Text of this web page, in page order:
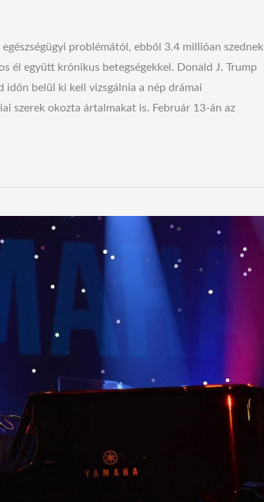
problémától, ebből 3.4 millióan szednek
él együtt krónikus betegségekkel. Donald J. Trump
belül ki kell vizsgálnia a nép drámai
szerek okozta ártalmakat is. Február 13-án az